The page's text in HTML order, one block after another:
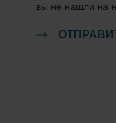
вы не нашли на